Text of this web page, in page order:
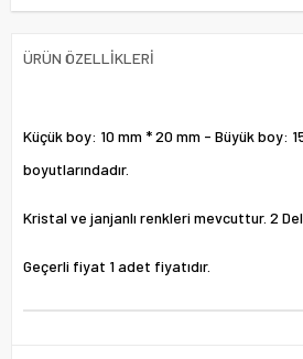
ÜRÜN ÖZELLIKLERI
Küçük boy: 10 mm * 20 mm - Büyük boy:
boyutlarındadır.
Kristal ve janjanlı renkleri mevcuttur. 2
Geçerli fiyat 1 adet fiyatıdır.